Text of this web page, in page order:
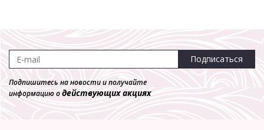
Подписаться
Подпишитесь на новости и получайте
информацию одействующих акциях